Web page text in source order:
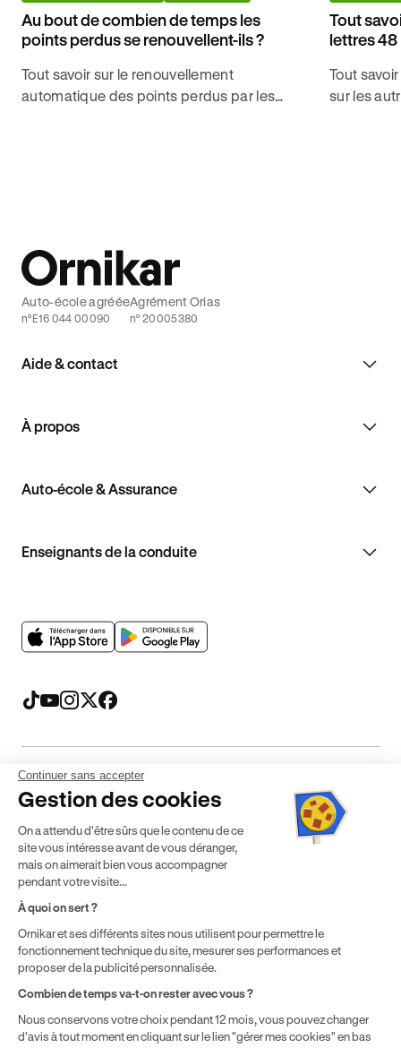
Au bout de combien de temps les
points perdus se renouvellent-ils ?
Tout savoir sur le renouvellement
automatique des points perdus par les
Tout
lettres 48
Tout
sur les
Aide & contact
À propos
Auto-école & Assurance
Enseignants de la conduite
Auto-école agréée
n°E16 044 00090
Agrément Orias
n° 20005380
Mentions légales CGV CGU Politique de confidentialité
* Détail des conditions de nos offres
localisation géographique et du type de formules que vous
achetez comme détaillé dans nosConditions Générales de
Vente.
Continuer sans accepter
Gestion des cookies
On a attendu d'être sûrs que le contenu de ce
site vous intéresse avant de vous déranger,
mais on aimerait bien vous accompagner
pendant votre visite...
À quoi on sert ?
Ornikar et ses différents sites nous utilisent pour permettre le
fonctionnement technique du site, mesurer ses performances et
proposer de la publicité personnalisée.
Combien de temps va-t-on rester avec vous ?
Nous conservons votre choix pendant 12 mois, vous pouvez changer
d'avis à tout moment en cliquant sur le lien "gérer mes cookies" en bas